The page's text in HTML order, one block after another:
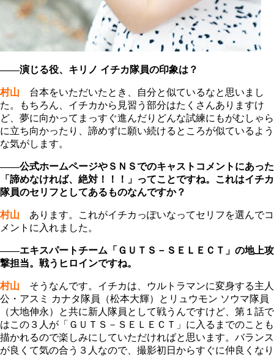
――演じる役、キリノ イチカ隊員の印象は？
村山 台本をいただいたとき、自分と似ているなと思いまし
た。もちろん、イチカから見習う部分はたくさんありますけ
ど、夢に向かってまっすぐ進んだりどんな試練にもがむしゃら
に立ち向かったり、諦めずに願い続けるところが似ているよう
な気がします。
――公式ホームページやＳＮＳでのキャストコメントにあった
「諦めなければ、絶対！！！」ってことですね。これはイチカ
隊員のセリフとしてあるものなんですか？
村山 あります。これがイチカっぽいなってセリフを選んでコ
メントに入れました。
――エキスパートチーム「ＧＵＴＳ－ＳＥＬＥＣＴ」の地上攻
撃担当。戦うヒロインですね。
村山 そうなんです。イチカは、ウルトラマンに変身する主人
公・アスミ カナタ隊員（松本大輝）とリュウモン ソウマ隊員
（大地伸永）と共に新人隊員として戦うんですけど、第１話で
はこの３人が「ＧＵＴＳ－ＳＥＬＥＣＴ」に入るまでのことも
描かれるので楽しみにしていただければと思います。バランス
が良くて気の合う３人なので、撮影初日からすぐに仲良くなり